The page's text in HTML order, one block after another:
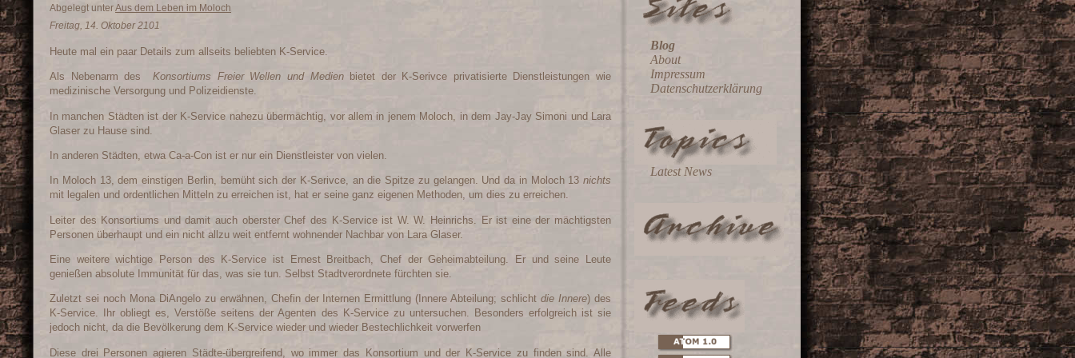
Blog
About
Impressum
Datenschutzerklärung
Latest News
Abgelegt unterAus dem Leben im Moloch
Freitag, 14. Oktober 2101
Heute mal ein paar Details zum allseits beliebten K-Service.
Als Nebenarm desKonsortiums Freier Wellen und Medienbietet der K-Serivce privatisierte Dienstleistungen wie
medizinische Versorgung und Polizeidienste.
In manchen Städten ist der K-Service nahezu übermächtig, vor allem in jenem Moloch, in dem Jay-Jay Simoni und Lara
Glaser zu Hause sind.
In anderen Städten, etwa Ca-a-Con ist er nur ein Dienstleister von vielen.
In Moloch 13, dem einstigen Berlin, bemüht sich der K-Serivce, an die Spitze zu gelangen. Und da in Moloch 13 nichts
mit legalen und ordentlichen Mitteln zu erreichen ist, hat er seine ganz eigenen Methoden, um dies zu erreichen.
Leiter des Konsortiums und damit auch oberster Chef des K-Service ist W. W. Heinrichs. Er ist eine der mächtigsten
Personen überhaupt und ein nicht allzu weit entfernt wohnender Nachbar von Lara Glaser.
Eine weitere wichtige Person des K-Service ist Ernest Breitbach, Chef der Geheimabteilung. Er und seine Leute
genießen absolute Immunität für das, was sie tun. Selbst Stadtverordnete fürchten sie.
Zuletzt sei noch Mona DiAngelo zu erwähnen, Chefin der Internen Ermittlung (Innere Abteilung; schlichtdie Innere) des
K-Service. Ihr obliegt es, Verstöße seitens der Agenten des K-Service zu untersuchen. Besonders erfolgreich ist sie
jedoch nicht, da die Bevölkerung dem K-Service wieder und wieder Bestechlichkeit vorwerfen
Diese drei Personen agieren Städte-übergreifend, wo immer das Konsortium und der K-Service zu finden sind. Alle